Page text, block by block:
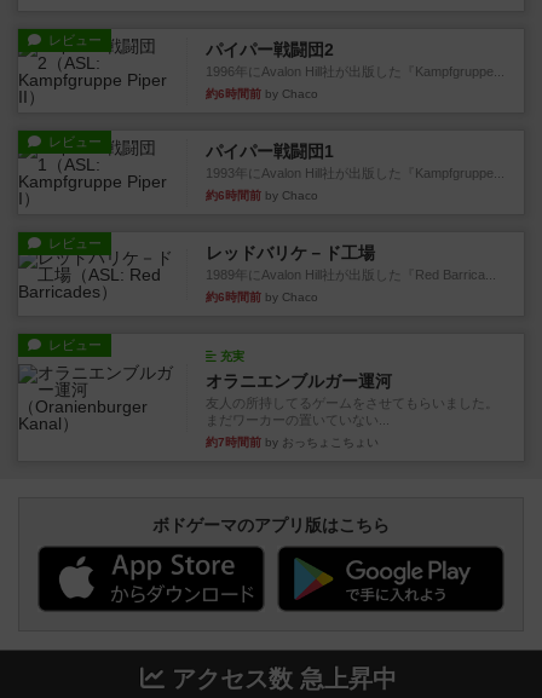
レビュー パイパー戦闘団2
1996年にAvalon Hill社が出版した『Kampfgruppe...
約6時間前 by Chaco
レビュー パイパー戦闘団1
1993年にAvalon Hill社が出版した『Kampfgruppe...
約6時間前 by Chaco
レビュー レッドバリケ－ド工場
1989年にAvalon Hill社が出版した『Red Barrica...
約6時間前 by Chaco
レビュー
充実
オラニエンブルガー運河
友人の所持してるゲームをさせてもらいました。
まだワーカーの置いていない...
約7時間前 by おっちょこちょい
ボドゲーマのアプリ版はこちら
アクセス数 急上昇中